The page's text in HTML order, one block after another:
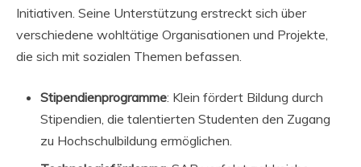
Initiativen. Seine Unterstützung erstreckt sich über
verschiedene wohltätige Organisationen und Projekte,
die sich mit sozialen Themen befassen.
Stipendienprogramme: Klein fördert Bildung durch
Stipendien, die talentierten Studenten den Zugang
zu Hochschulbildung ermöglichen.